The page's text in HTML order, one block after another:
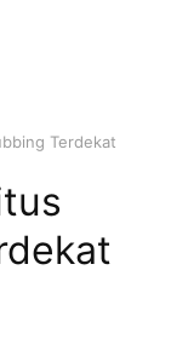
Terdekat